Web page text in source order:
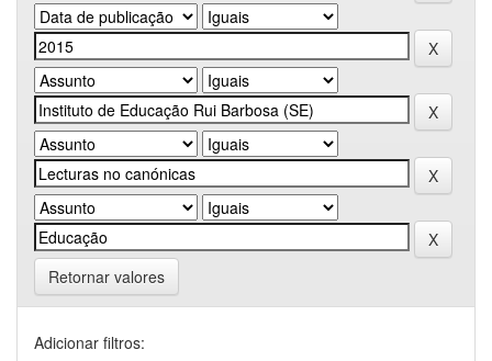
Retornar valores
Adicionar filtros: